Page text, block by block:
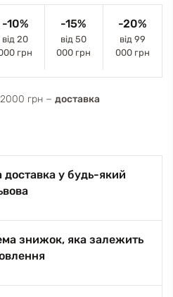
-10%
від 20
грн
-15%
від 50
000 грн
-20%
від 99
000 грн
грн − доставка
доставка у будь-який
знижок, яка залежить